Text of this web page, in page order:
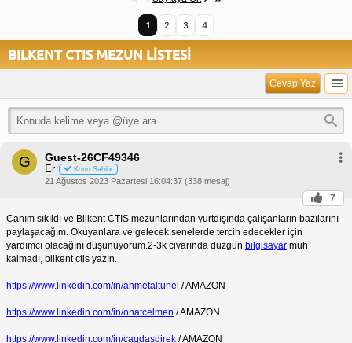
1 2 3 4
BILKENT CTIS MEZUN LİSTESİ
Cevap Yaz
G Guest-26CF49346
Er Konu Sahibi
21 Ağustos 2023 Pazartesi 16:04:37 (338 mesaj)
7
Canım sıkıldı ve Bilkent CTIS mezunlarından yurtdışında çalışanların bazılarını
paylaşacağım. Okuyanlara ve gelecek senelerde tercih edecekler için
yardımcı olacağını düşünüyorum.2-3k civarında düzgün bilgisayar müh
kalmadı, bilkent ctis yazın.
https://www.linkedin.com/in/ahmetaltunel / AMAZON
https://www.linkedin.com/in/onatcelmen / AMAZON
https://www.linkedin.com/in/cagdasdirek / AMAZON